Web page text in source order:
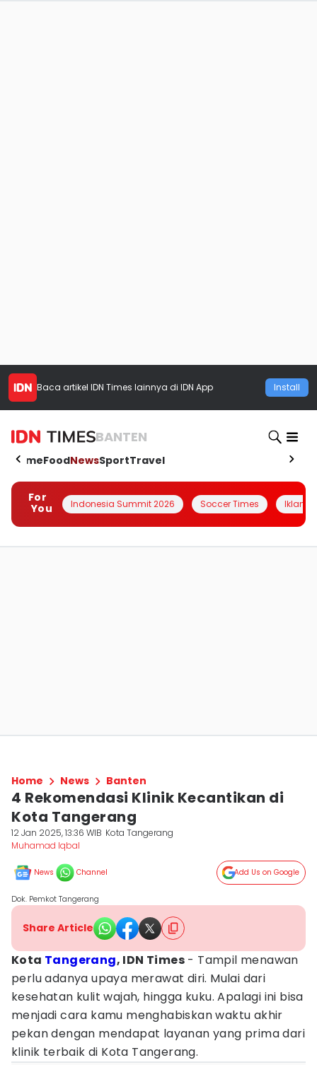
Baca artikel IDN Times lainnya di IDN App Install
BANTEN
HomeFoodNewsSportTravel
For
You
Indonesia Summit 2026 Soccer Times Iklanin
Home News Banten
4 Rekomendasi Klinik Kecantikan di
Kota Tangerang
12 Jan 2025, 13:36 WIB Kota Tangerang
Muhamad Iqbal
News Channel Add Us on Google
Dok. Pemkot Tangerang
Share Article
Kota Tangerang, IDN Times - Tampil menawan
perlu adanya upaya merawat diri. Mulai dari
kesehatan kulit wajah, hingga kuku. Apalagi ini bisa
menjadi cara kamu menghabiskan waktu akhir
pekan dengan mendapat layanan yang prima dari
klinik terbaik di Kota Tangerang.